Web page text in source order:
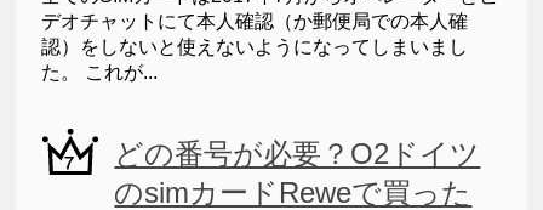
デオチャットにて本人確認（か郵便局での本人確
認）をしないと使えないようになってしまいまし
た。 これが...
どの番号が必要？O2ドイツ
のsimカードReweで買った